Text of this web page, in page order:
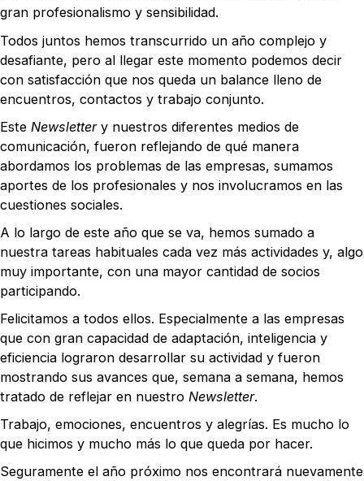
gran profesionalismo y sensibilidad.
Todos juntos hemos transcurrido un año complejo y
desafiante, pero al llegar este momento podemos decir
con satisfacción que nos queda un balance lleno de
encuentros, contactos y trabajo conjunto.
Este Newslettery nuestros diferentes medios de
comunicación, fueron reflejando de qué manera
abordamos los problemas de las empresas, sumamos
aportes de los profesionales y nos involucramos en las
cuestiones sociales.
A lo largo de este año que se va, hemos sumado a
nuestra tareas habituales cada vez más actividades y, algo
muy importante, con una mayor cantidad de socios
participando.
Felicitamos a todos ellos. Especialmente a las empresas
que con gran capacidad de adaptación, inteligencia y
eficiencia lograron desarrollar su actividad y fueron
mostrando sus avances que, semana a semana, hemos
tratado de reflejar en nuestro Newsletter.
Trabajo, emociones, encuentros y alegrías. Es mucho lo
que hicimos y mucho más lo que queda por hacer.
Seguramente el año próximo nos encontrará nuevamente